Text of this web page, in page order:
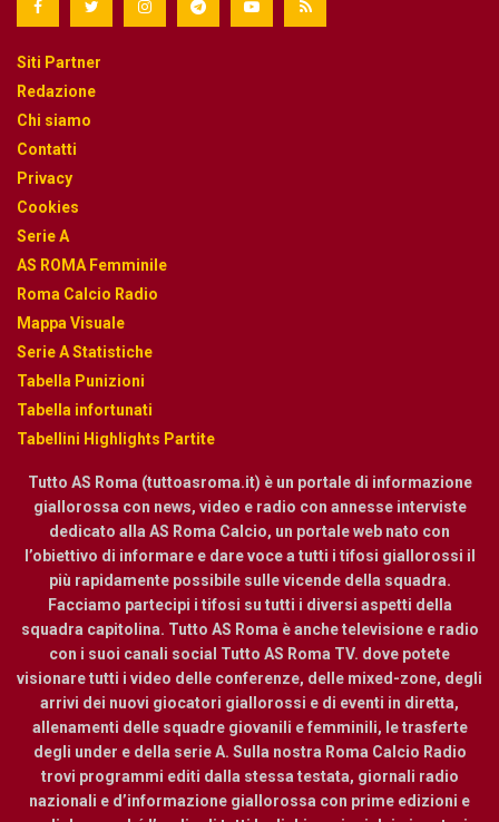
Siti Partner
Redazione
Chi siamo
Contatti
Privacy
Cookies
Serie A
AS ROMA Femminile
Roma Calcio Radio
Mappa Visuale
Serie A Statistiche
Tabella Punizioni
Tabella infortunati
Tabellini Highlights Partite
Tutto AS Roma (tuttoasroma.it) è un portale di informazione
giallorossa con news, video e radio con annesse interviste
dedicato alla AS Roma Calcio, un portale web nato con
l’obiettivo di informare e dare voce a tutti i tifosi giallorossi il
più rapidamente possibile sulle vicende della squadra.
Facciamo partecipi i tifosi su tutti i diversi aspetti della
squadra capitolina. Tutto AS Roma è anche televisione e radio
con i suoi canali social Tutto AS Roma TV. dove potete
visionare tutti i video delle conferenze, delle mixed-zone, degli
arrivi dei nuovi giocatori giallorossi e di eventi in diretta,
allenamenti delle squadre giovanili e femminili, le trasferte
degli under e della serie A. Sulla nostra Roma Calcio Radio
trovi programmi editi dalla stessa testata, giornali radio
nazionali e d’informazione giallorossa con prime edizioni e